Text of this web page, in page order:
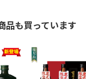
品も買っています